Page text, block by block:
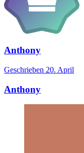
Anthony
Geschrieben 20. April
Anthony